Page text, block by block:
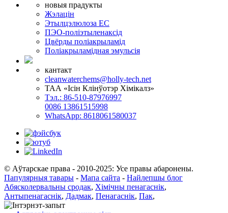
новыя прадукты
Жэлацін
Этылцэлюлоза EC
ПЭО-поліэтыленаксід
Цвёрды поліакрыламід
Поліакрыламідная эмульсія
кантакт
cleanwaterchems@holly-tech.net
ТАА «Ісін Клінўотэр Хімікалз»
Тэл.: 86-510-87976997
0086 13861515998
WhatsApp: 8618061580037
© Аўтарскае права - 2010-2025: Усе правы абаронены.
Папулярныя тавары - Мапа сайта - Найлепшы блог
Абясколервальны сродак, Хімічны пенагаснік,
Антыпенагаснік, Дадмак, Пенагаснік, Пак,